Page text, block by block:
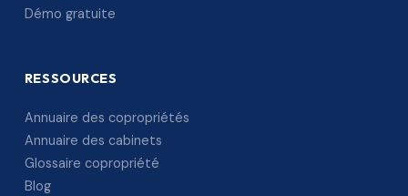
Démo gratuite
RESSOURCES
Annuaire des copropriétés
Annuaire des cabinets
Glossaire copropriété
Blog